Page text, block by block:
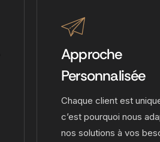
Approche
Personnalisée
Chaque client est
c’est pourquoi nous
nos solutions à vos